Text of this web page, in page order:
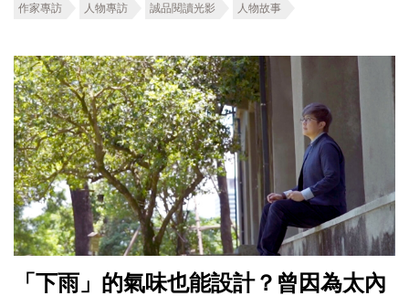
作家專訪 人物專訪 誠品閱讀光影 人物故事
「下雨」的氣味也能設計？曾因為太內